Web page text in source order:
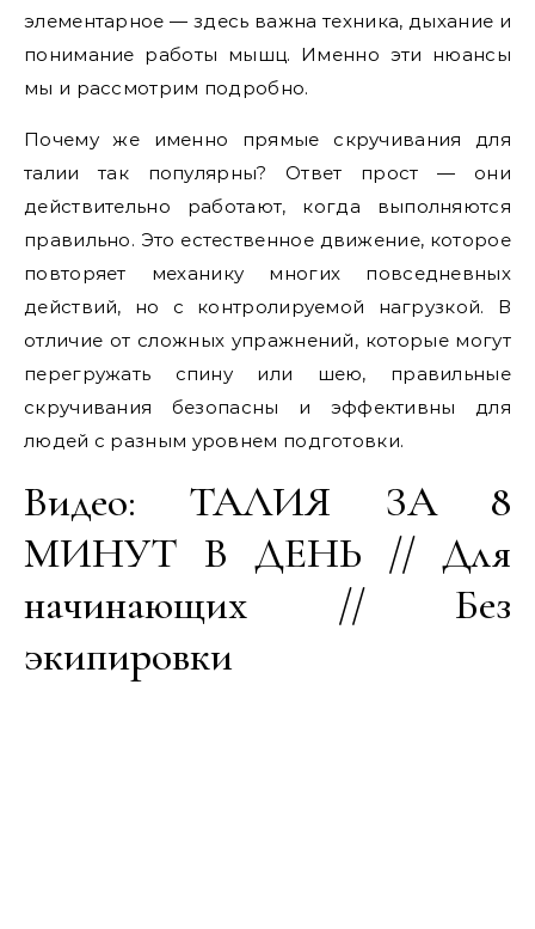
элементарное — здесь важна техника, дыхание и
понимание работы мышц. Именно эти нюансы
мы и рассмотрим подробно.
Почему же именно прямые скручивания для
талии так популярны? Ответ прост — они
действительно работают, когда выполняются
правильно. Это естественное движение, которое
повторяет механику многих повседневных
действий, но с контролируемой нагрузкой. В
отличие от сложных упражнений, которые могут
перегружать спину или шею, правильные
скручивания безопасны и эффективны для
людей с разным уровнем подготовки.
Видео: ТАЛИЯ ЗА 8
МИНУТ В ДЕНЬ // Для
начинающих // Без
экипировки